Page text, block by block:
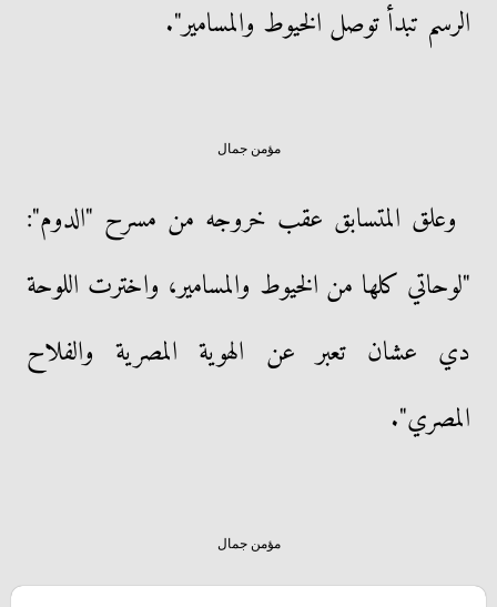
الرسم تبدأ توصل الخيوط والمسامير".
مؤمن جمال
وعلق المتسابق عقب خروجه من مسرح "الدوم":
"لوحاتي كلها من الخيوط والمسامير، واخترت اللوحة
دي عشان تعبر عن الهوية المصرية والفلاح
المصري".
مؤمن جمال